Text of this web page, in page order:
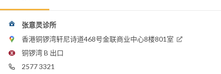
圣保禄医院
张意灵诊所
香港铜锣湾轩尼诗道468号金联商业中心8楼801室
铜锣湾 B 出口
2577 3321